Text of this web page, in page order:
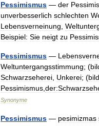
Pessimismus — der
unverbesserlich schlechten
Lebensverneinung
Beispiel: Sie neigt zu
Pessimismus —
Weltuntergangsstimmung; (
Schwarzseherei Unkerei; (
Pessimismus
Synonyme
Pessimismus — pesimizmas